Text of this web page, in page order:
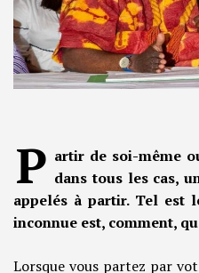
P artir de soi-même
dans tous les cas,
appelés à partir. Tel est
inconnue est, comment,
Lorsque vous partez par